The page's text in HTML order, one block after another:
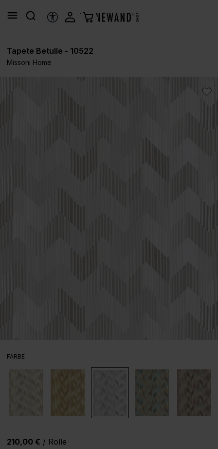
springen
HILFSTOOLS
Tapete Betulle - 10522
Missoni Home
FARBE
210,00 € / Rolle